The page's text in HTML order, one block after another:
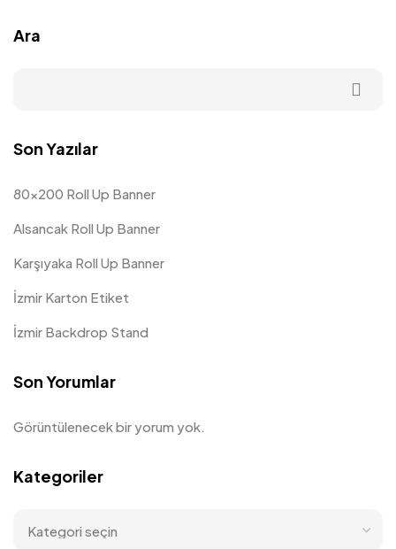
Ara
Son Yazılar
80×200 Roll Up Banner
Alsancak Roll Up Banner
Karşıyaka Roll Up Banner
İzmir Karton Etiket
İzmir Backdrop Stand
Son Yorumlar
Görüntülenecek bir yorum yok.
Kategoriler